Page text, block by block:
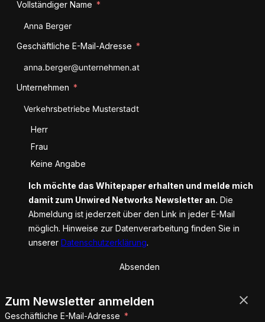
Vollständiger Name
Geschäftliche E-Mail-Adresse
Unternehmen
Anrede
Herr
Frau
Keine Angabe
Ich möchte das Whitepaper erhalten und melde mich
damit zum Unwired Networks Newsletter an. Die
Abmeldung ist jederzeit über den Link in jeder E-Mail
möglich. Hinweise zur Datenverarbeitung finden Sie in
unserer Datenschutzerklärung.
Absenden
Zum Newsletter anmelden
Geschäftliche E-Mail-Adresse